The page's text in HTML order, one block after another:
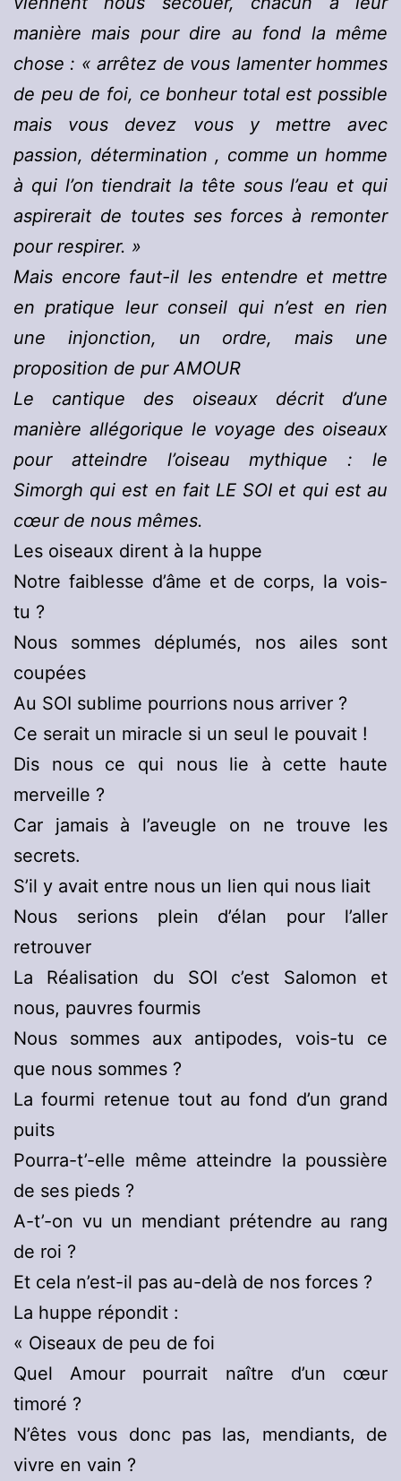
manière mais pour dire au fond la même
chose : « arrêtez de vous lamenter hommes
de peu de foi, ce bonheur total est possible
mais vous devez vous y mettre avec
passion, détermination , comme un homme
à qui l’on tiendrait la tête sous l’eau et qui
aspirerait de toutes ses forces à remonter
pour respirer. »
Mais encore faut-il les entendre et mettre
en pratique leur conseil qui n’est en rien
une injonction, un ordre, mais une
proposition de pur AMOUR
Le cantique des oiseaux décrit d’une
manière allégorique le voyage des oiseaux
pour atteindre l’oiseau mythique : le
Simorgh qui est en fait LE SOI et qui est au
cœur de nous mêmes.
Les oiseaux dirent à la huppe
Notre faiblesse d’âme et de corps, la vois-
tu ?
Nous sommes déplumés, nos ailes sont
coupées
Au SOI sublime pourrions nous arriver ?
Ce serait un miracle si un seul le pouvait !
Dis nous ce qui nous lie à cette haute
merveille ?
Car jamais à l’aveugle on ne trouve les
secrets.
S’il y avait entre nous un lien qui nous liait
Nous serions plein d’élan pour l’aller
retrouver
La Réalisation du SOI c’est Salomon et
nous, pauvres fourmis
Nous sommes aux antipodes, vois-tu ce
que nous sommes ?
La fourmi retenue tout au fond d’un grand
puits
Pourra-t’-elle même atteindre la poussière
de ses pieds ?
A-t’-on vu un mendiant prétendre au rang
de roi ?
Et cela n’est-il pas au-delà de nos forces ?
La huppe répondit :
« Oiseaux de peu de foi
Quel Amour pourrait naître d’un cœur
timoré ?
N’êtes vous donc pas las, mendiants, de
vivre en vain ?